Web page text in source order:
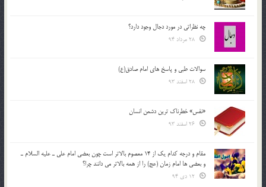
چه نظراتی در مورد دجال وجود دارد؟
سوالات طبی و پاسخ های امام صادق(ع)
«نفس» خطرناک ترین دشمن انسان
مقام و درجه كدام يك از 14 معصوم بالاتر است چون بعضي امام علي ـ عليه السلام ـ
و بعضي ها امام زمان (عج) را از همه بالاتر مي دانند چرا؟